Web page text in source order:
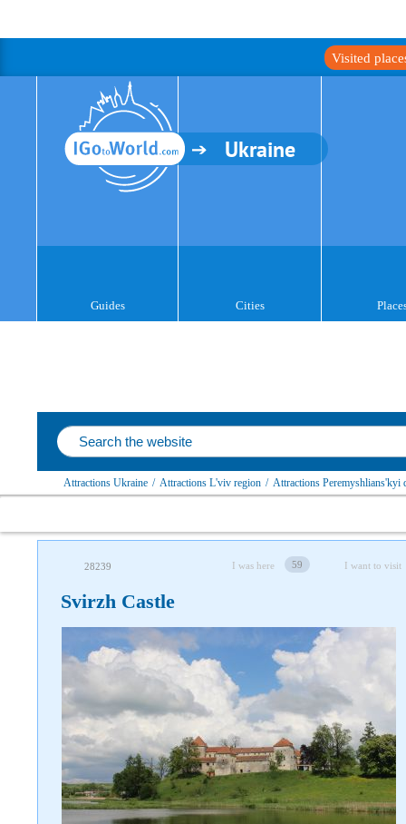
Visited
Ukraine
Guides Cities
Attractions Ukraine / Attractions L'viv region / Attractions Peremyshlians'kyi
28239 I was here 59 I want to visit
Svirzh Castle